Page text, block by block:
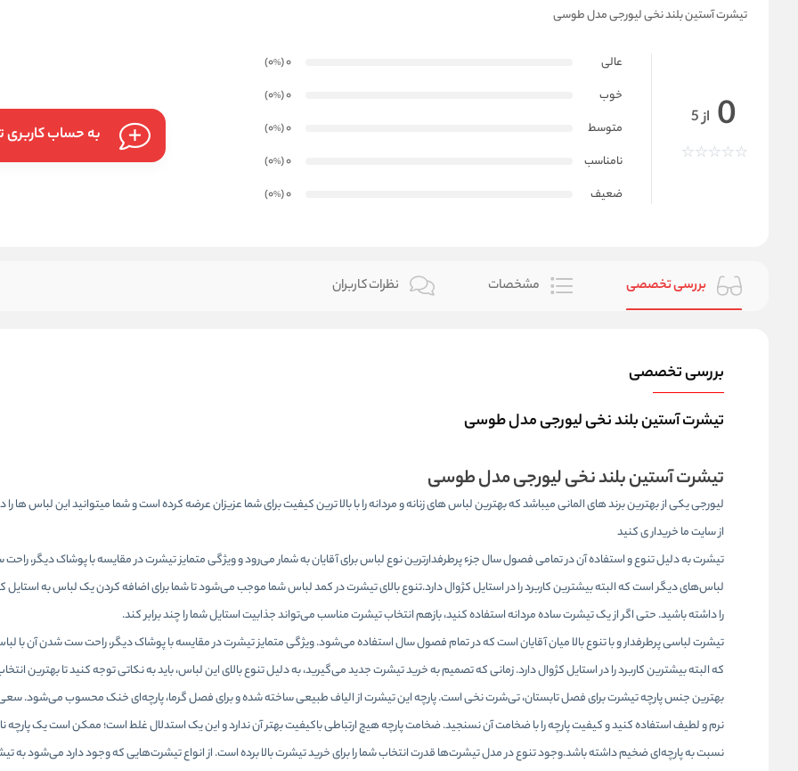
تیشرت آستین بلند نخی لیورجی مدل طوسی
0 از 5
عالی 0
(0
%
)
خوب
0
(0
%
)
متوسط
0
(0
%
)
نامناسب
0
(0
%
)
ضعیف
0
(0
%
)
به حساب کاربری
بررسی تخصصی مشخصات نظرات کاربران
بررسی تخصصی
تیشرت آستین بلند نخی لیورجی مدل طوسی
تیشرت آستین بلند نخی لیورجی مدل طوسی
لیورجی یکی از بهترین برند های المانی میباشد که بهترین لباس های زنانه و مردانه را با بالا ترین کیفیت برای شما عزیزان عرضه کرده است و شما میتوانید این لباس ها
از سایت ما خریدار ی کنید
تیشرت به دلیل تنوع و استفاده آن در تمامی فصول سال جزء پرطرفدارترین نوع لباس برای آقایان به شمار می‌رود و ویژگی متمایز تیشرت‌ در مقایسه با پوشاک دیگر،
لباس‌های دیگر است که البته بیشترین کاربرد را در استایل کژوال دارد.تنوع بالایتیشرتدر کمد لباس شما موجب می‌شود تا شما برای اضافه کردن یک لباس به استایل
را داشته باشید. حتی اگر از یک تیشرت ساده مردانه استفاده کنید، بازهم انتخاب تیشرت مناسب می‌تواند جذابیت استایل شما را چند برابر کند.
تیشرت لباسی پرطرفدار و با تنوع بالا میان آقایان است که در تمام فصول سال استفاده می‌شود. ویژگی متمایز تیشرت‌ در مقایسه با پوشاک دیگر، راحت ست شدن آن‌ با
که البته بیشترین کاربرد را در استایل کژوال دارد. زمانی که تصمیم به خرید تیشرت جدید می‌گیرید، به دلیل تنوع بالای این لباس، باید به نکاتی توجه کنید تا بهترین
بهترین جنس پارچه تیشرت برای فصل تابستان، تی‌شرت نخی است. پارچه این تیشرت از الیاف طبیعی ساخته شده و برای فصل گرما، پارچه‌ای خنک محسوب می‌شود. سعی
نرم و لطیف استفاده کنید و کیفیت پارچه را با ضخامت آن نسنجید. ضخامت پارچه هیچ ارتباطی باکیفیت بهتر آن ندارد و این یک استدلال غلط است؛ ممکن است یک پارچه
نسبت به پارچه‌ای ضخیم داشته باشد.وجود تنوع در مدل تیشرت‌ها قدرت انتخاب شما را برای خرید تیشرت بالا برده است. از انواع تیشرت‌هایی که وجود دارد می‌شود به